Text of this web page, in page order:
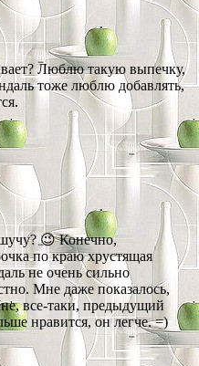
Люблю такую выпечку,
тоже люблю добавлять,
😉 Конечно,
по краю хрустящая
не очень сильно
Мне даже показалось,
все-таки, предыдущий
нравится, он легче. =)